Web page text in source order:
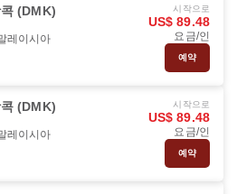
(DMK)
레이시아
시작으로
US$ 89.48
요금/인
예약
(DMK)
레이시아
시작으로
US$ 89.48
요금/인
예약